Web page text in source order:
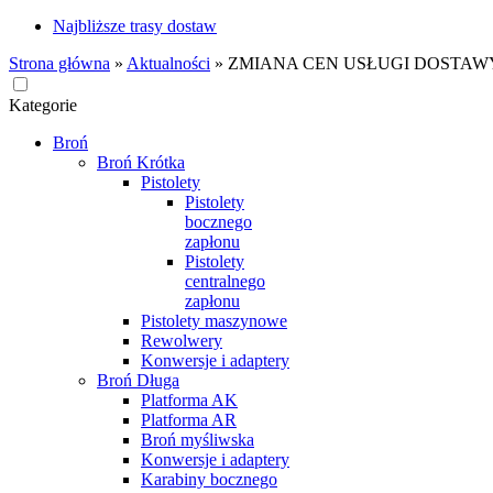
Najbliższe trasy dostaw
Strona główna » Aktualności » ZMIANA CEN USŁUGI
Kategorie
Broń
Broń Krótka
Pistolety
Pistolety
bocznego
zapłonu
Pistolety
centralnego
zapłonu
Pistolety maszynowe
Rewolwery
Konwersje i adaptery
Broń Długa
Platforma AK
Platforma AR
Broń myśliwska
Konwersje i adaptery
Karabiny bocznego